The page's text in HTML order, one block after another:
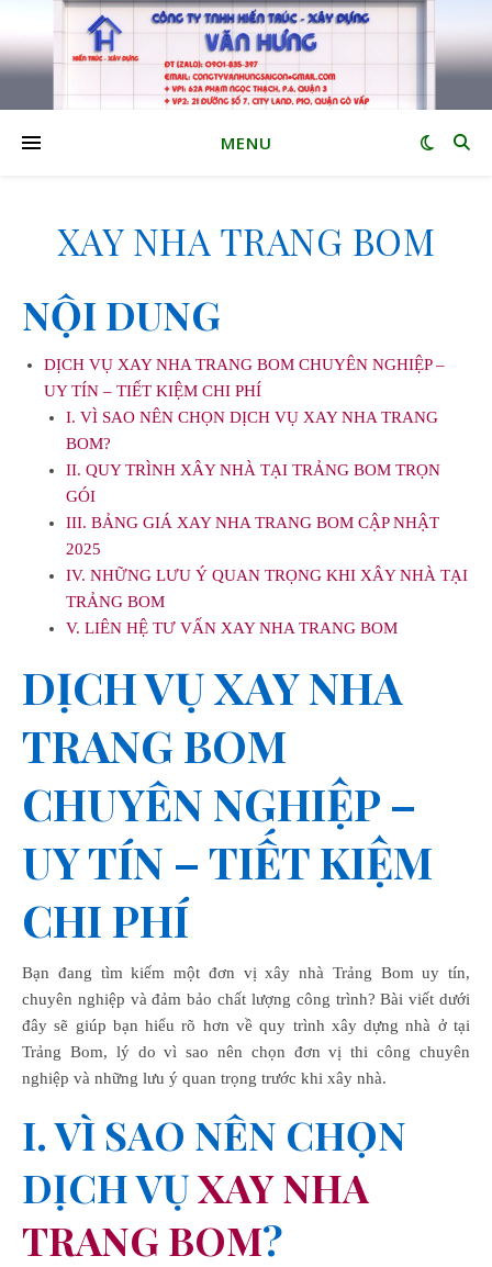
MENU
XAY NHA TRANG BOM
NỘI DUNG
DỊCH VỤ XAY NHA TRANG BOM CHUYÊN NGHIỆP –
UY TÍN – TIẾT KIỆM CHI PHÍ
I. VÌ SAO NÊN CHỌN DỊCH VỤ XAY NHA TRANG
BOM?
II. QUY TRÌNH XÂY NHÀ TẠI TRẢNG BOM TRỌN
GÓI
III. BẢNG GIÁ XAY NHA TRANG BOM CẬP NHẬT
2025
IV. NHỮNG LƯU Ý QUAN TRỌNG KHI XÂY NHÀ TẠI
TRẢNG BOM
V. LIÊN HỆ TƯ VẤN XAY NHA TRANG BOM
DỊCH VỤ XAY NHA
TRANG BOM
CHUYÊN NGHIỆP –
UY TÍN – TIẾT KIỆM
CHI PHÍ
Bạn đang tìm kiếm một đơn vị xây nhà Trảng Bom uy tín,
chuyên nghiệp và đảm bảo chất lượng công trình? Bài viết dưới
đây sẽ giúp bạn hiểu rõ hơn về quy trình xây dựng nhà ở tại
Trảng Bom, lý do vì sao nên chọn đơn vị thi công chuyên
nghiệp và những lưu ý quan trọng trước khi xây nhà.
I. VÌ SAO NÊN CHỌN
DỊCH VỤXAY NHA
TRANG BOM?